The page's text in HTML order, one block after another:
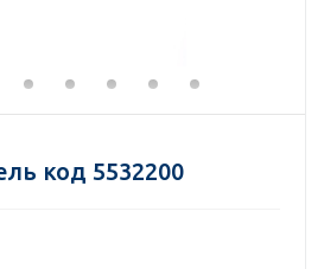
код 5532200